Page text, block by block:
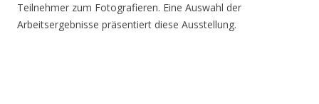
Teilnehmer zum Fotografieren. Eine Auswahl der
Arbeitsergebnisse präsentiert diese Ausstellung.